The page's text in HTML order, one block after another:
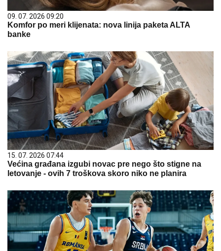
09. 07. 2026 09:20
Komfor po meri klijenata: nova linija paketa ALTA
banke
15. 07. 2026 07:44
Većina građana izgubi novac pre nego što stigne na
letovanje - ovih 7 troškova skoro niko ne planira